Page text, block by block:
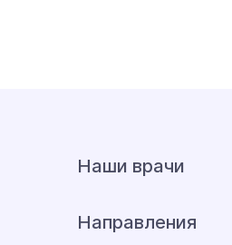
Наши врачи
Направления